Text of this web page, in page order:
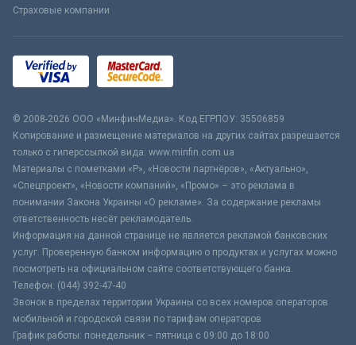
Страховые компании
© 2008-2026 ООО «МинфинМедиа». Код ЕГРПОУ: 35506859
Копирование и размещение материалов на других сайтах разрешается
только с гиперссылкой вида: www.minfin.com.ua
Материалы с пометками «Р», «Новости партнёров», «Актуально»,
«Спецпроект», «Новости компаний», «Промо» – это реклама в
понимании Закона Украины «О рекламе». За содержание рекламы
ответственность несёт рекламодатель.
Информация на данной странице не является рекламой банковских
услуг. Проверенную банком информацию о продуктах и услугах можно
посмотреть на официальном сайте соответствующего банка.
Телефон: (044) 392-47-40
Звонок в пределах территории Украины со всех номеров операторов
мобильной и городской связи по тарифам операторов
График работы: понедельник – пятница с 09:00 до 18:00